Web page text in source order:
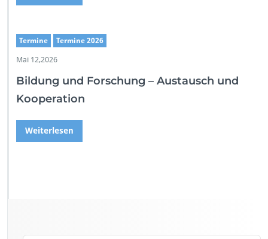
Termine Termine 2026
Mai 12,2026
Bildung und Forschung – Austausch und
Kooperation
Weiterlesen